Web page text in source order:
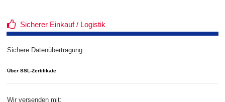
Sicherer Einkauf / Logistik
Sichere Datenübertragung:
Über SSL-Zertifikate
Wir versenden mit: